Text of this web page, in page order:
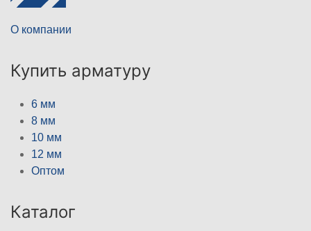
О компании
Купить арматуру
6 мм
8 мм
10 мм
12 мм
Оптом
Каталог